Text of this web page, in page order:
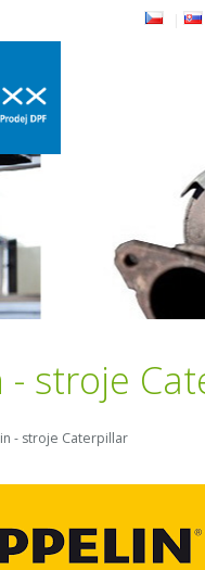
- stroje
- stroje Caterpillar